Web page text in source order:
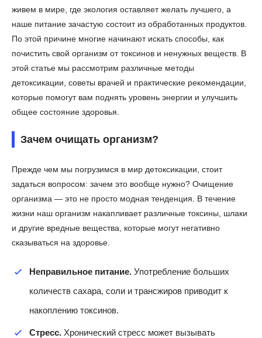
живем в мире, где экология оставляет желать лучшего, а
наше питание зачастую состоит из обработанных продуктов.
По этой причине многие начинают искать способы, как
почистить свой организм от токсинов и ненужных веществ. В
этой статье мы рассмотрим различные методы
детоксикации, советы врачей и практические рекомендации,
которые помогут вам поднять уровень энергии и улучшить
общее состояние здоровья.
Зачем очищать организм?
Прежде чем мы погрузимся в мир детоксикации, стоит
задаться вопросом: зачем это вообще нужно? Очищение
организма — это не просто модная тенденция. В течение
жизни наш организм накапливает различные токсины, шлаки
и другие вредные вещества, которые могут негативно
сказываться на здоровье.
Неправильное питание. Употребление больших
количеств сахара, соли и трансжиров приводит к
накоплению токсинов.
Стресс. Хронический стресс может вызывать